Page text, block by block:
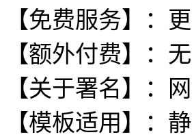
【免费服务】：
【额外付费】：
【关于署名】：
【模板适用】：